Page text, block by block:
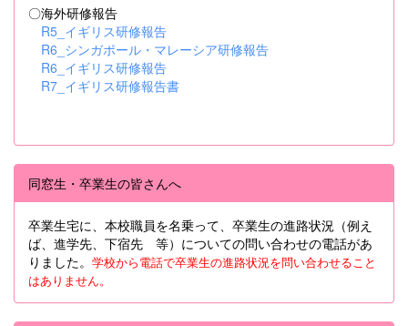
〇海外研修報告
R5_イギリス研修報告
R6_シンガポール・マレーシア研修報告
R6_イギリス研修報告
R7_イギリス研修報告書
同窓生・卒業生の皆さんへ
卒業生宅に、本校職員を名乗って、卒業生の進路状況（例え
ば、進学先、下宿先 等）についての問い合わせの電話があ
りました。 学校から電話で卒業生の進路状況を問い合わせること
はありません。